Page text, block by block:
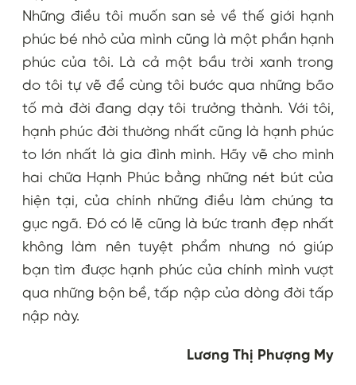
Những điều tôi muốn san sẻ về thế giới hạnh
phúc bé nhỏ của mình cũng là một phần hạnh
phúc của tôi. Là cả một bầu trời xanh trong
do tôi tự vẽ để cùng tôi bước qua những bão
tố mà đời đang dạy tôi trưởng thành. Với tôi,
hạnh phúc đời thường nhất cũng là hạnh phúc
to lớn nhất là gia đình mình. Hãy vẽ cho mình
hai chữa Hạnh Phúc bằng những nét bút của
hiện tại, của chính những điều làm chúng ta
gục ngã. Đó có lẽ cũng là bức tranh đẹp nhất
không làm nên tuyệt phẩm nhưng nó giúp
bạn tìm được hạnh phúc của chính mình vượt
qua những bộn bề, tấp nập của dòng đời tấp
nập này.
Lương Thị Phượng My